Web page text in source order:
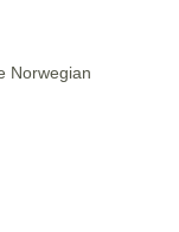
Norwegian